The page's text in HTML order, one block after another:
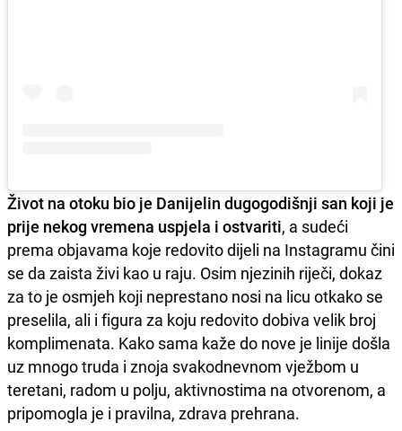
Život na otoku bio je Danijelin dugogodišnji san koji je
prije nekog vremena uspjela i ostvariti, a sudeći
prema objavama koje redovito dijeli na Instagramu čini
se da zaista živi kao u raju. Osim njezinih riječi, dokaz
za to je osmjeh koji neprestano nosi na licu otkako se
preselila, ali i figura za koju redovito dobiva velik broj
komplimenata. Kako sama kaže do nove je linije došla
uz mnogo truda i znoja svakodnevnom vježbom u
teretani, radom u polju, aktivnostima na otvorenom, a
pripomogla je i pravilna, zdrava prehrana.